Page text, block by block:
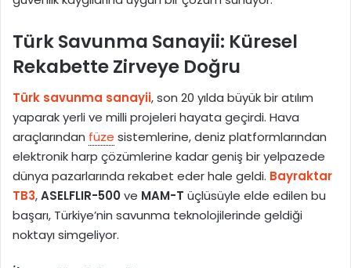
Türk Savunma Sanayii: Küresel
Rekabette Zirveye Doğru
Türk savunma sanayii, son 20 yılda büyük bir atılım
yaparak yerli ve milli projeleri hayata geçirdi. Hava
araçlarından füze sistemlerine, deniz platformlarından
elektronik harp çözümlerine kadar geniş bir yelpazede
dünya pazarlarında rekabet eder hale geldi. Bayraktar
TB3,ASELFLIR-500ve MAM-T üçlüsüyle elde edilen bu
başarı, Türkiye’nin savunma teknolojilerinde geldiği
noktayı simgeliyor.